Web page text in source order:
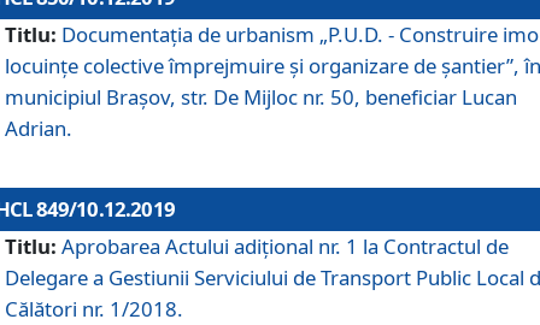
Titlu: Documentaţia de urbanism „P.U.D. - Construire
locuințe colective împrejmuire și organizare de șantier”, în
municipiul Braşov, str. De Mijloc nr. 50, beneficiar Lucan
Adrian.
849/10.12.2019
Titlu: Aprobarea Actului adiţional nr. 1 la Contractul de
Delegare a Gestiunii Serviciului de Transport Public Local
Călători nr. 1/2018.